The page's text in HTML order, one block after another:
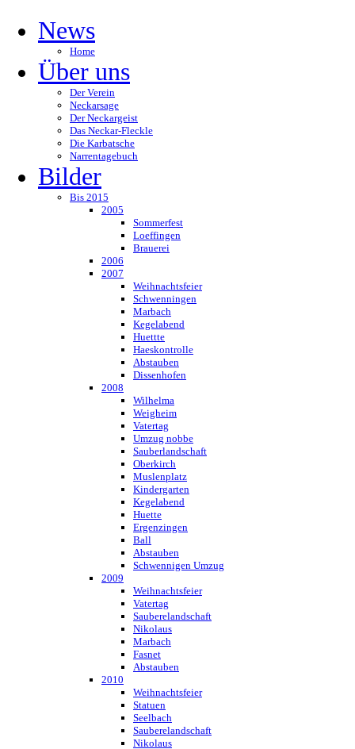
News
Home
Über uns
Der Verein
Neckarsage
Der Neckargeist
Das Neckar-Fleckle
Die Karbatsche
Narrentagebuch
Bilder
Bis 2015
2005
Sommerfest
Loeffingen
Brauerei
2006
2007
Weihnachtsfeier
Schwenningen
Marbach
Kegelabend
Huettte
Haeskontrolle
Abstauben
Dissenhofen
2008
Wilhelma
Weigheim
Vatertag
Umzug nobbe
Sauberlandschaft
Oberkirch
Muslenplatz
Kindergarten
Kegelabend
Huette
Ergenzingen
Ball
Abstauben
Schwennigen Umzug
2009
Weihnachtsfeier
Vatertag
Sauberelandschaft
Nikolaus
Marbach
Fasnet
Abstauben
2010
Weihnachtsfeier
Statuen
Seelbach
Sauberelandschaft
Nikolaus